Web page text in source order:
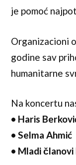
je pomoć
Organizacioni
godine sav
humanitarne
Na koncertu
• Haris
• Selma Ahmić
• Mladi članovi